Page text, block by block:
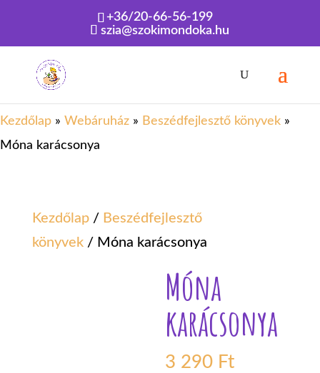
+36/20-66-56-199
szia@szokimondoka.hu
Kezdőlap » Webáruház » Beszédfejlesztő könyvek »
Móna karácsonya
Kezdőlap/ Beszédfejlesztő
könyvek/ Móna karácsonya
Móna
karácsonya
3 290 Ft